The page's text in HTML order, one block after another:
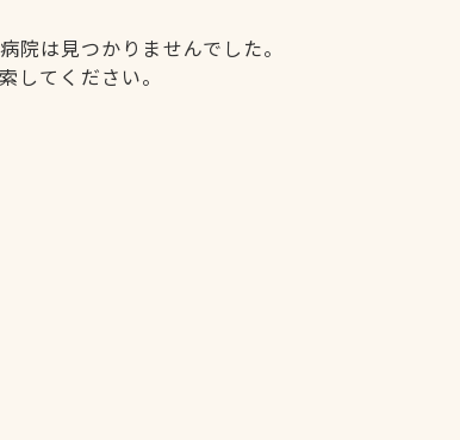
院は見つかりませんでした。
してください。